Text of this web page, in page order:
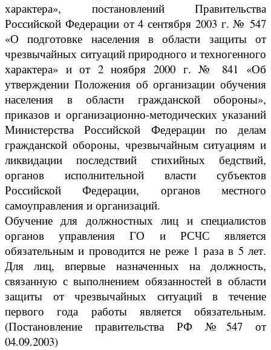
характера», постановлений Правительства
Российской Федерации от 4 сентября 2003 г. № 547
«О подготовке населения в области защиты от
чрезвычайных ситуаций природного и техногенного
характера» и от 2 ноября 2000 г. № 841 «Об
утверждении Положения об организации обучения
населения в области гражданской обороны»,
приказов и организационно-методических указаний
Министерства Российской Федерации по делам
гражданской обороны, чрезвычайным ситуациям и
ликвидации последствий стихийных бедствий,
органов исполнительной власти субъектов
Российской Федерации, органов местного
самоуправления и организаций.
Обучение для должностных лиц и специалистов
органов управления ГО и РСЧС является
обязательным и проводится не реже 1 раза в 5 лет.
Для лиц, впервые назначенных на должность,
связанную с выполнением обязанностей в области
защиты от чрезвычайных ситуаций в течение
первого года работы является обязательным.
(Постановление правительства РФ №547 от
04.09.2003)